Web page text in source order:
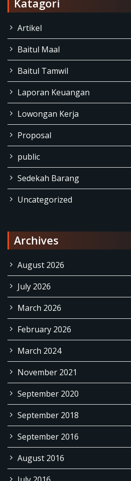
Katagori
Artikel
Baitul Maal
Baitul Tamwil
Laporan Keuangan
Lowongan Kerja
Proposal
public
Sedekah Barang
Uncategorized
Archives
August 2026
July 2026
March 2026
February 2026
March 2024
November 2021
September 2020
September 2018
September 2016
August 2016